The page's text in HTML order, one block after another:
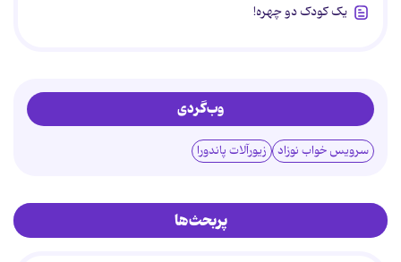
یک کودک دو چهره!
وب‌گردی
سرویس خواب نوزاد زیورآلات پاندورا
پربحث‌ها